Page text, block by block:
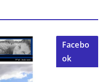
Facebo
ok